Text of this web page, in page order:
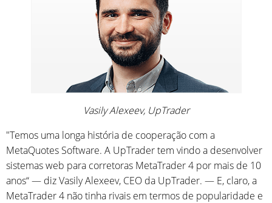
Vasily Alexeev, UpTrader
"Temos uma longa história de cooperação com a
MetaQuotes Software. A UpTrader tem vindo a desenvolver
sistemas web para corretoras MetaTrader 4 por mais de 10
anos“ — diz Vasily Alexeev, CEO da UpTrader. — E, claro, a
MetaTrader 4 não tinha rivais em termos de popularidade e